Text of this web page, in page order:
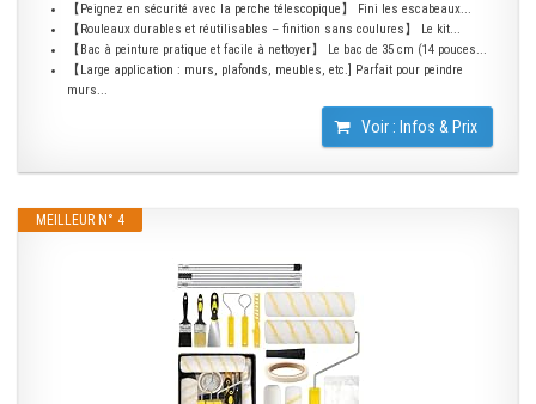
【Peignez en sécurité avec la perche télescopique】 Fini les escabeaux...
【Rouleaux durables et réutilisables – finition sans coulures】 Le kit...
【Bac à peinture pratique et facile à nettoyer】 Le bac de 35 cm (14 pouces...
【Large application : murs, plafonds, meubles, etc.] Parfait pour peindre
murs...
Voir : Infos & Prix
MEILLEUR N° 4